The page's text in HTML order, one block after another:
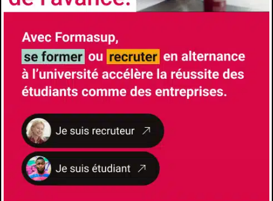
Région SUD, nous lançons un concours...
AIDES À
L’APPRENTISSA
GE DE 6 000€
PROLONGÉES !
Les aides à
l'apprentissage sont
prolongées ! Pour
l’année 2023, le
gouvernement renouvelle son soutien au recrutement des
apprentis et...
Lire Plus